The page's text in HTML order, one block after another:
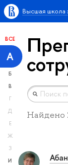
Высшая школа
ВСЕ
А
Б
В
Г
Д
Е
Ж
З
И
Найдено